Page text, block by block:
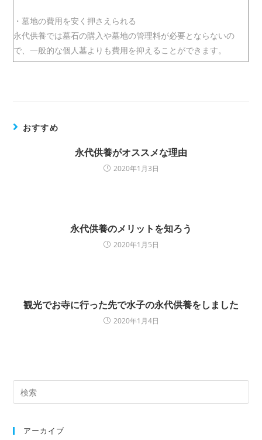
・墓地の費用を安く押さえられる
永代供養では墓石の購入や墓地の管理料が必要とならないの
で、一般的な個人墓よりも費用を抑えることができます。
おすすめ
永代供養がオススメな理由
2020年1月3日
永代供養のメリットを知ろう
2020年1月5日
観光でお寺に行った先で水子の永代供養をしました
2020年1月4日
象:
アーカイブ